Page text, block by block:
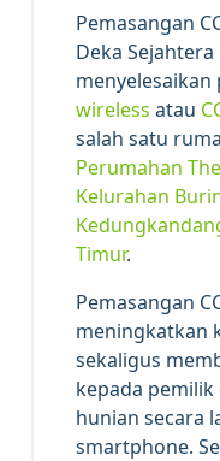
Pemasangan
Deka
menyelesaikan
wireless atau
salah satu
Perumahan
Kelurahan
Timur.
Pemasangan
meningkatkan
sekaligus
kepada
hunian secara
smartphone.